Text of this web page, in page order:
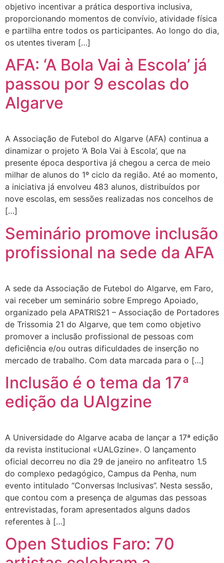
objetivo incentivar a prática desportiva inclusiva,
proporcionando momentos de convívio, atividade física
e partilha entre todos os participantes. Ao longo do dia,
os utentes tiveram […]
AFA: ‘A Bola Vai à Escola’ já
passou por 9 escolas do
Algarve
A Associação de Futebol do Algarve (AFA) continua a
dinamizar o projeto ‘A Bola Vai à Escola’, que na
presente época desportiva já chegou a cerca de meio
milhar de alunos do 1º ciclo da região. Até ao momento,
a iniciativa já envolveu 483 alunos, distribuídos por
nove escolas, em sessões realizadas nos concelhos de
[…]
Seminário promove inclusão
profissional na sede da AFA
A sede da Associação de Futebol do Algarve, em Faro,
vai receber um seminário sobre Emprego Apoiado,
organizado pela APATRIS21 – Associação de Portadores
de Trissomia 21 do Algarve, que tem como objetivo
promover a inclusão profissional de pessoas com
deficiência e/ou outras dificuldades de inserção no
mercado de trabalho. Com data marcada para o […]
Inclusão é o tema da 17ª
edição da UAlgzine
A Universidade do Algarve acaba de lançar a 17ª edição
da revista institucional «UALGzine». O lançamento
oficial decorreu no dia 29 de janeiro no anfiteatro 1.5
do complexo pedagógico, Campus da Penha, num
evento intitulado “Conversas Inclusivas”. Nesta sessão,
que contou com a presença de algumas das pessoas
entrevistadas, foram apresentados alguns dados
referentes à […]
Open Studios Faro: 70